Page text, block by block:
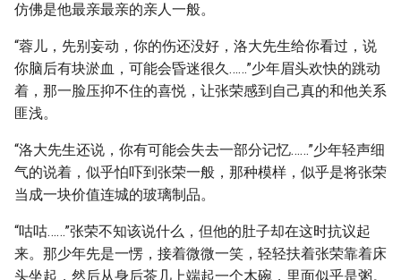
仿佛是他最亲最亲的亲人一般。
“蓉儿，先别妄动，你的伤还没好，洛大先生给你看过，说
你脑后有块淤血，可能会昏迷很久……”少年眉头欢快的跳动
着，那一脸压抑不住的喜悦，让张荣感到自己真的和他关系
匪浅。
“洛大先生还说，你有可能会失去一部分记忆……”少年轻声细
气的说着，似乎怕吓到张荣一般，那种模样，似乎是将张荣
当成一块价值连城的玻璃制品。
“咕咕……”张荣不知该说什么，但他的肚子却在这时抗议起
来。那少年先是一愣，接着微微一笑，轻轻扶着张荣靠着床
头坐起，然后从身后茶几上端起一个木碗，里面似乎是粥。